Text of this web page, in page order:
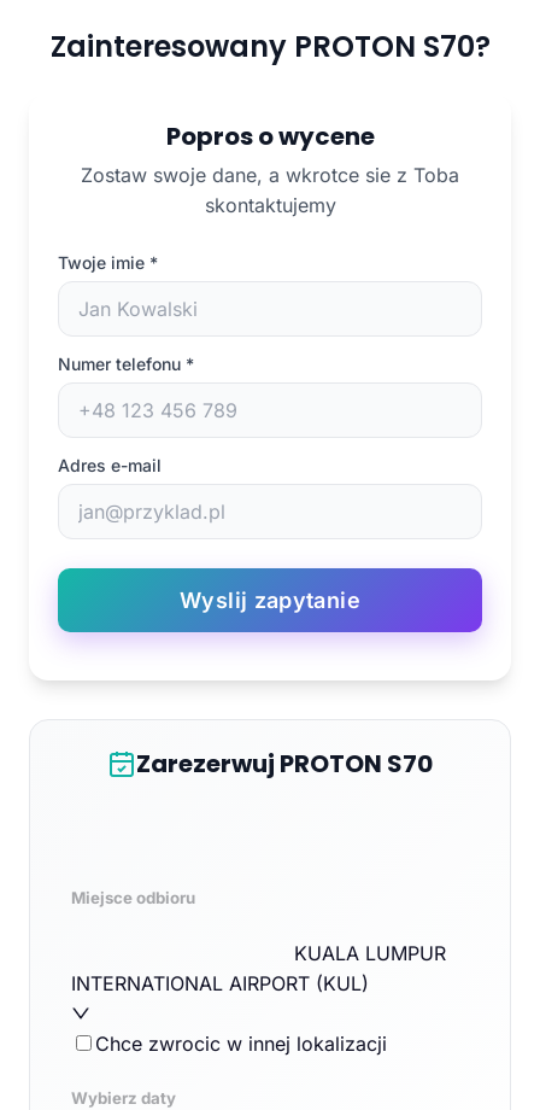
Zainteresowany PROTON S70?
Popros o wycene
Zostaw swoje dane, a wkrotce sie z Toba
skontaktujemy
Twoje imie *
Numer telefonu *
Adres e-mail
Wyslij zapytanie
Zarezerwuj PROTON S70